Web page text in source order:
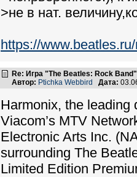
>не в нат.
https://
Re: Игра "The Beatles: Rock Band"
Автор: Ptichka Webbird Дата:
Harmonix, the leading
Viacom’s MTV
Electronic Arts Inc.
surrounding The
Limited Edition